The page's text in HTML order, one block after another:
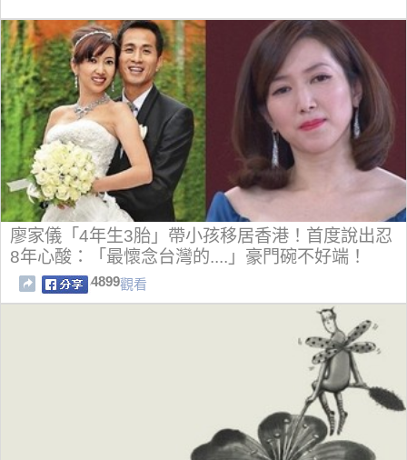
廖家儀「4年生3胎」帶小孩移居香港！首度說出忍
8年心酸：「最懷念台灣的....」豪門碗不好端！
4899觀看